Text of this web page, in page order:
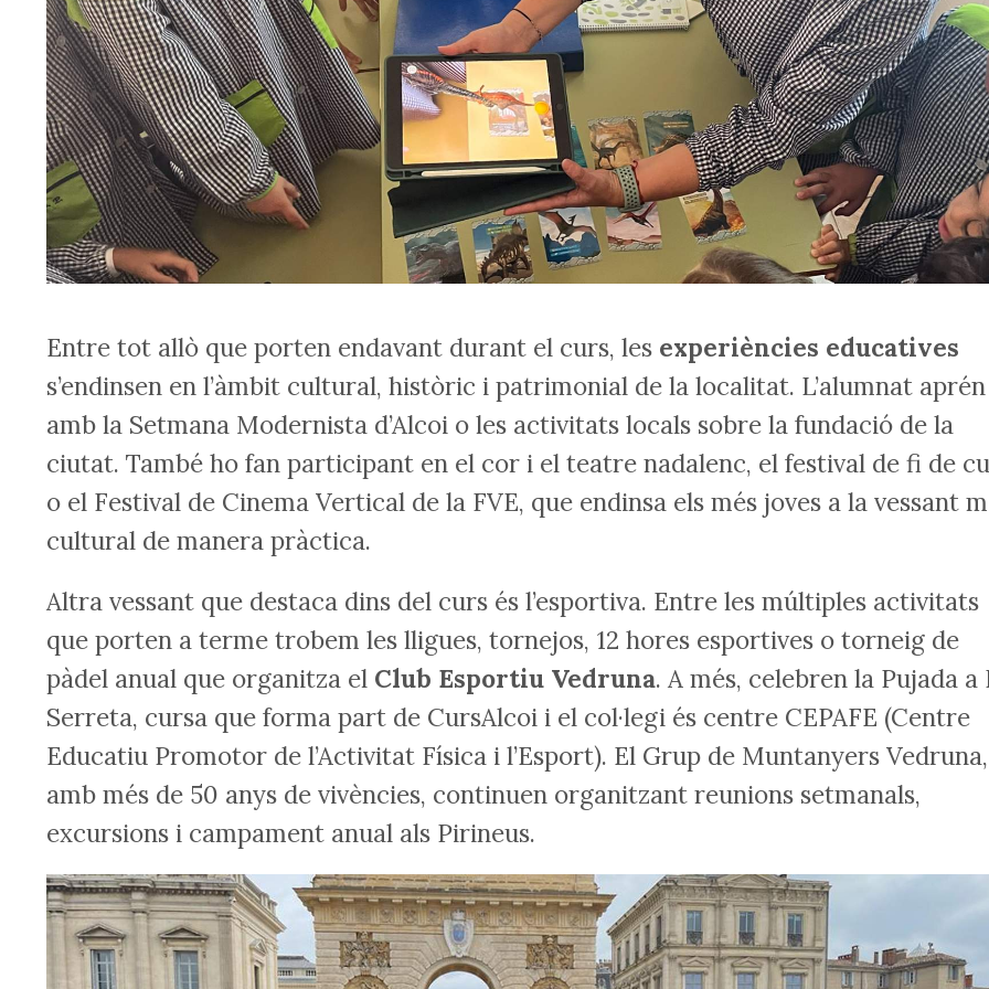
Entre tot allò que porten endavant durant el curs, les experiències educatives
s’endinsen en l’àmbit cultural, històric i patrimonial de la localitat. L’alumnat aprén
amb la Setmana Modernista d’Alcoi o les activitats locals sobre la fundació de la
ciutat. També ho fan participant en el cor i el teatre nadalenc, el festival de fi de
o el Festival de Cinema Vertical de la FVE, que endinsa els més joves a la vessant
cultural de manera pràctica.
Altra vessant que destaca dins del curs és l’esportiva. Entre les múltiples activitats
que porten a terme trobem les lligues, tornejos, 12 hores esportives o torneig de
pàdel anual que organitza el Club Esportiu Vedruna. A més, celebren la Pujada a
Serreta, cursa que forma part de CursAlcoi i el col·legi és centre CEPAFE (Centre
Educatiu Promotor de l’Activitat Física i l’Esport). El Grup de Muntanyers Vedruna,
amb més de 50 anys de vivències, continuen organitzant reunions setmanals,
excursions i campament anual als Pirineus.